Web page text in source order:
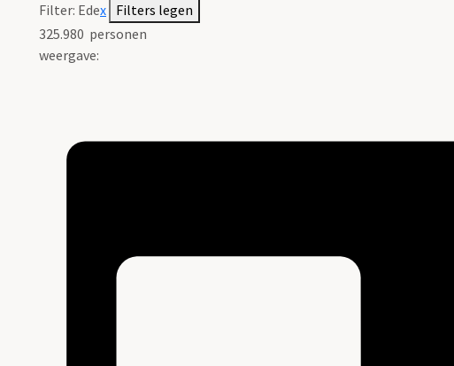
Filter: Edex Filters legen
325.980 personen
weergave: